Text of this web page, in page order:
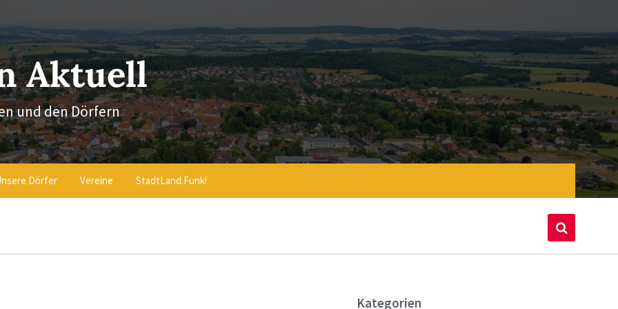
Aktuell
und den Dörfern
Dörfer Vereine
StadtLand.Funk!
Kategorien